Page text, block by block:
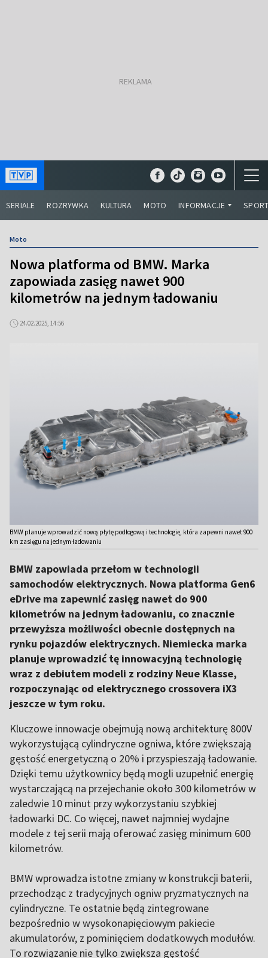
SERIALE ROZRYWKA KULTURA MOTO INFORMACJE
Moto
Nowa platforma od BMW. Marka
zapowiada zasięg nawet 900
kilometrów na jednym ładowaniu
24.02.2025, 14:56
BMW planuje wprowadzić nową płytę podłogową i technologię, która zapewni nawet 900
km zasięgu na jednym ładowaniu
BMW zapowiada przełom w technologii
samochodów elektrycznych. Nowa platforma Gen6
eDrive ma zapewnić zasięg nawet do 900
kilometrów na jednym ładowaniu, co znacznie
przewyższa możliwości obecnie dostępnych na
rynku pojazdów elektrycznych. Niemiecka marka
planuje wprowadzić tę innowacyjną technologię
wraz z debiutem modeli z rodziny Neue Klasse,
rozpoczynając od elektrycznego crossovera iX3
jeszcze w tym roku.
Kluczowe innowacje obejmują nową architekturę 800V
wykorzystującą cylindryczne ogniwa, które zwiększają
gęstość energetyczną o 20% i przyspieszają ładowanie.
Dzięki temu użytkownicy będą mogli uzupełnić energię
wystarczającą na przejechanie około 300 kilometrów w
zaledwie 10 minut przy wykorzystaniu szybkiej
ładowarki DC. Co więcej, nawet najmniej wydajne
modele z tej serii mają oferować zasięg minimum 600
kilometrów.
BMW wprowadza istotne zmiany w konstrukcji baterii,
przechodząc z tradycyjnych ogniw pryzmatycznych na
cylindryczne. Te ostatnie będą zintegrowane
bezpośrednio w wysokonapięciowym pakiecie
akumulatorów, z pominięciem dodatkowych modułów.
To rozwiązanie nie tylko zwiększa gęstość